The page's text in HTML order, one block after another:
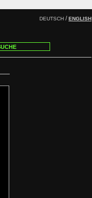
DEUTSCH /ENGLISH